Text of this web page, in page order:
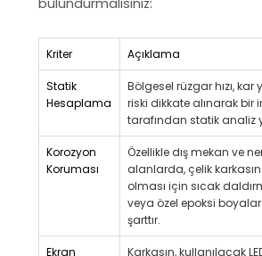
bulundurmalısınız:
Kriter Açıklama
Statik
Hesaplama
Bölgesel rüzgar hızı, kar
riski dikkate alınarak
tarafından statik analiz
Korozyon
Koruması
Özellikle dış mekan ve
alanlarda, çelik
olması için sıcak
veya özel epoksi
şarttır.
Ekran Karkasın, kullanılacak